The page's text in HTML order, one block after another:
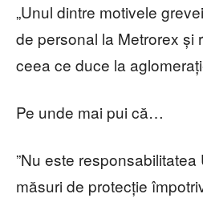
„Unul dintre motivele
de personal la Metrorex și
ceea ce duce la
Pe unde mai pui că…
”Nu este
măsuri de protecție